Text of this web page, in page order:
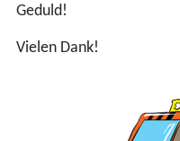
Geduld!
Vielen Dank!